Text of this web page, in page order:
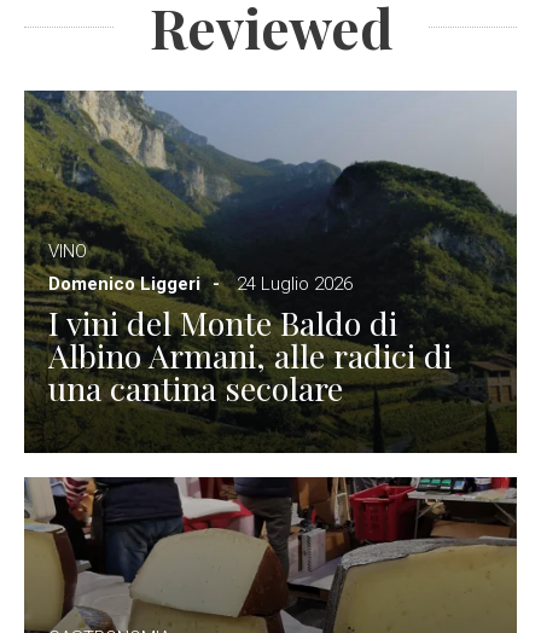
Reviewed
VINO
Domenico Liggeri
24 Luglio 2026
I vini del Monte Baldo di
Albino Armani, alle radici di
una cantina secolare